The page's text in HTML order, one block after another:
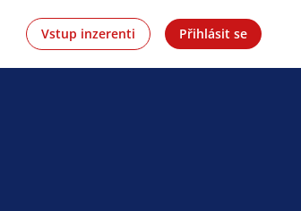
Vstup inzerenti Přihlásit se